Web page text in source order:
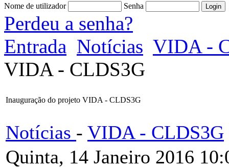
Nome de utilizador Senha
Perdeu a senha?
Entrada Notícias VIDA -
VIDA - CLDS3G
Inauguração do projeto VIDA - CLDS3G
Notícias - VIDA - CLDS3G
Quinta, 14 Janeiro 2016